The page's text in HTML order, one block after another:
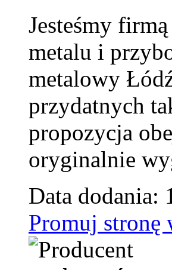
Jesteśmy
metalu i
metalowy
przydatnych
propozycja
oryginalnie
Data dodania:
Promuj stronę